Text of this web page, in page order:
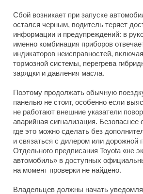
Сбой возникает при запуске
остался черным, водитель теряет
информации и предупреждений: в
именно комбинация приборов
индикаторов неисправностей,
тормозной системы, перегрева
зарядки и давления масла.
Поэтому продолжать обычную
панелью не стоит, особенно если
не работают внешние указатели
аварийная сигнализация. Безопаснее
где это можно сделать без
и связаться с дилером или дорожной
Отдельного предписания Toyota «не
автомобиль» в доступных
на момент проверки не найдено.
Владельцев должны начать